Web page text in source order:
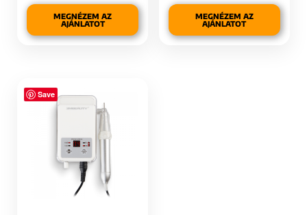
MEGNÉZEM AZ
AJÁNLATOT
MEGNÉZEM AZ
AJÁNLATOT
Save